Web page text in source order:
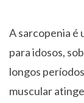
A sarcopenia é
para idosos,
longos
muscular